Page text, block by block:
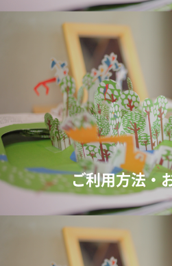
ご利用方法・